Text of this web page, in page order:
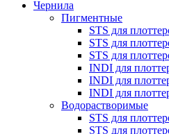
Чернила
Пигментные
STS для
STS для
STS для
INDI для
INDI для
INDI для
Водорастворимые
STS для
STS для